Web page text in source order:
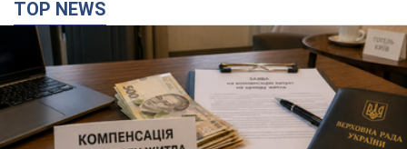
элитных квартир в Киеве: кто из
парламентариев просил средства и где
поселился
Как работает особая социальная гарантия и кто ею
пользуется
3 часа назад 38,5 т.